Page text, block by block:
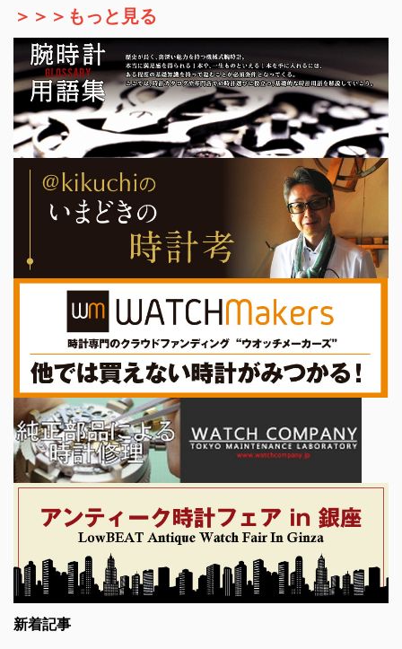
＞＞＞もっと見る
新着記事